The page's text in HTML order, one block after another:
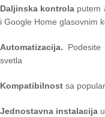
Daljinska kontrola putem
i Google Home glasovnim
Automatizacija.
svetla
Kompatibilnost sa
Jednostavna instalacija